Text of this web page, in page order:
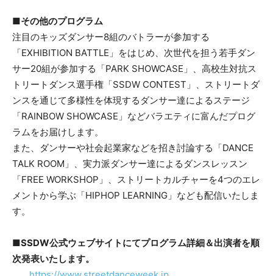
■その他のプログラム
注目のキッズダンサー8組のバトラーが参加する
「EXHIBITION BATTLE」をはじめ、次世代を担う若手ダン
サー20組が参加する「PARK SHOWCASE」、高校生対抗ス
トリートダンス選手権「SSDW CONTEST」、ストリートダ
ンスを通じて多様性を体現するダンサー達によるステージ
「RAINBOW SHOWCASE」などバラエティに富んだプログ
ラムをお届けします。
また、ダンサーや社会起業家などを招き討論する「DANCE
TALK ROOM」、実力派ダンサー達によるダンスレッスン
「FREE WORKSHOP」、ストリートカルチャーを4つのエレ
メントから学ぶ「HIPHOP LEARNING」なども配信いたしま
す。
■SSDW公式ウェブサイトにてプログラム詳細＆出演者を順
次発表いたします。